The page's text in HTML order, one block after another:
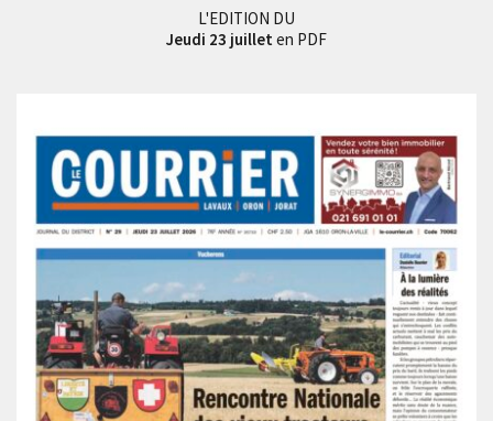
L'EDITION DU
Jeudi 23 juillet en PDF